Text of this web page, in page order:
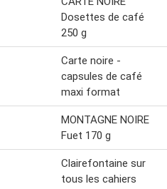
Dosettes de café
250 g
Carte noire -
capsules de café
maxi format
MONTAGNE NOIRE
Fuet 170 g
Clairefontaine sur
tous les cahiers